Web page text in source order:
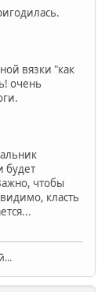
вязки "как
очень
будет
чтобы
класть